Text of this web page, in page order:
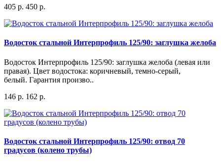
405 р. 450 р.
Водосток стальной Интерпрофиль 125/90: заглушка желоба
Водосток Интерпрофиль 125/90: заглушка желоба (левая или
правая). Цвет водостока: коричневый, темно-серый,
белый. Гарантия произво..
146 р. 162 р.
Водосток стальной Интерпрофиль 125/90: отвод 70
градусов (колено трубы)